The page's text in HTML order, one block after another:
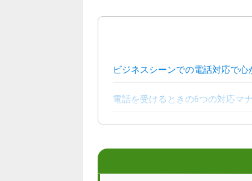
ビジネスシーンでの電話対応で
電話を受けるときの6つの対応マ
電話対応の例文で基本の流れを確